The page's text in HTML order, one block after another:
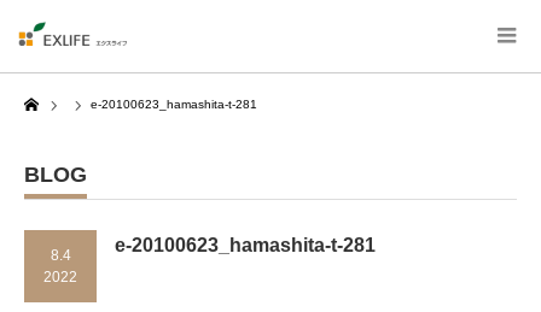
Home
e-20100623_hamashita-t-281
BLOG
8.4
2022
e-20100623_hamashita-t-281